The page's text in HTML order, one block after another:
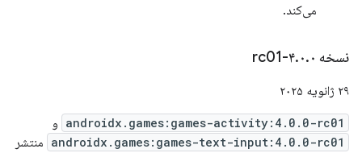
می‌کند.
نسخه ۴ .۰.۰-rc01
۲۹ ژانویه ۲۰۲۵
androidx.games:games-activity:4.0.0-rc01 و
androidx.games:games-text-input:4.0.0-rc01 منتشر